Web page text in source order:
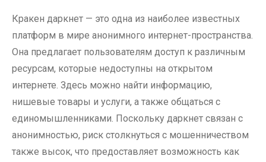
Кракен даркнет — это одна из наиболее известных
платформ в мире анонимного интернет-пространства.
Она предлагает пользователям доступ к различным
ресурсам, которые недоступны на открытом
интернете. Здесь можно найти информацию,
нишевые товары и услуги, а также общаться с
единомышленниками. Поскольку даркнет связан с
анонимностью, риск столкнуться с мошенничеством
также высок, что предоставляет возможность как